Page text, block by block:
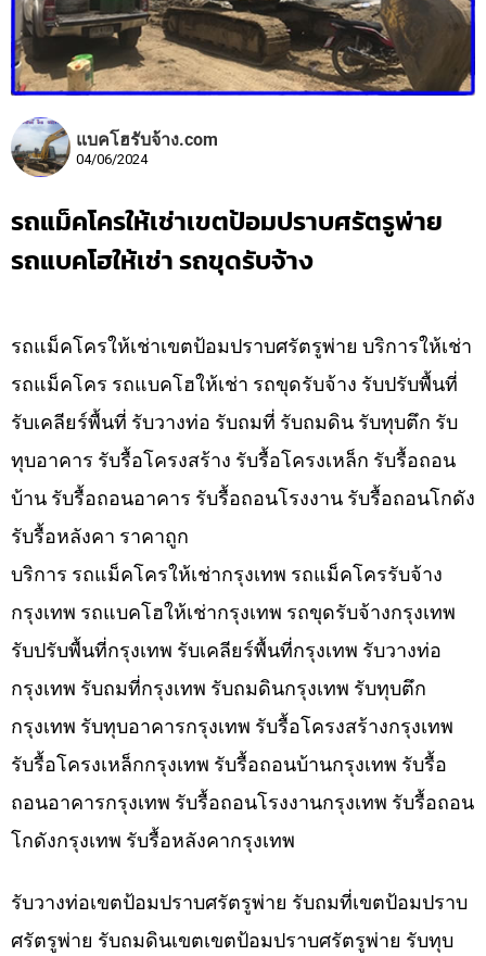
แบคโฮรับจ้าง.com
04/06/2024
รถแม็คโครให้เช่าเขตป้อมปราบศรัตรูพ่าย
รถแบคโฮให้เช่า รถขุดรับจ้าง
รถแม็คโครให้เช่าเขตป้อมปราบศรัตรูพ่าย บริการให้เช่า
รถแม็คโคร รถแบคโฮให้เช่า รถขุดรับจ้าง รับปรับพื้นที่
รับเคลียร์พื้นที่ รับวางท่อ รับถมที่ รับถมดิน รับทุบตึก รับ
ทุบอาคาร รับรื้อโครงสร้าง รับรื้อโครงเหล็ก รับรื้อถอน
บ้าน รับรื้อถอนอาคาร รับรื้อถอนโรงงาน รับรื้อถอนโกดัง
รับรื้อหลังคา ราคาถูก
บริการ รถแม็คโครให้เช่ากรุงเทพ รถแม็คโครรับจ้าง
กรุงเทพ รถแบคโฮให้เช่ากรุงเทพ รถขุดรับจ้างกรุงเทพ
รับปรับพื้นที่กรุงเทพ รับเคลียร์พื้นที่กรุงเทพ รับวางท่อ
กรุงเทพ รับถมที่กรุงเทพ รับถมดินกรุงเทพ รับทุบตึก
กรุงเทพ รับทุบอาคารกรุงเทพ รับรื้อโครงสร้างกรุงเทพ
รับรื้อโครงเหล็กกรุงเทพ รับรื้อถอนบ้านกรุงเทพ รับรื้อ
ถอนอาคารกรุงเทพ รับรื้อถอนโรงงานกรุงเทพ รับรื้อถอน
โกดังกรุงเทพ รับรื้อหลังคากรุงเทพ
รับวางท่อเขตป้อมปราบศรัตรูพ่าย รับถมที่เขตป้อมปราบ
ศรัตรูพ่าย รับถมดินเขตเขตป้อมปราบศรัตรูพ่าย รับทุบ